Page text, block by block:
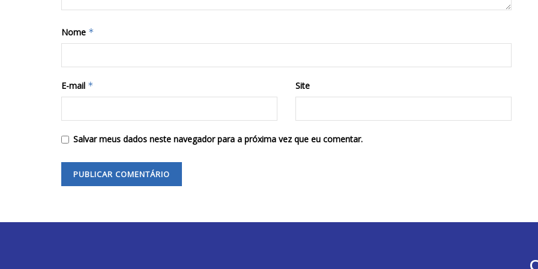
Nome *
E-mail * Site
Salvar meus dados neste navegador para a próxima vez que eu comentar.